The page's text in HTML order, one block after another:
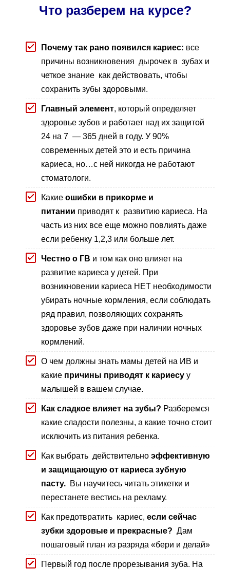
Что разберем на курсе?
Почему так рано появился кариес: все
причины возникновения дырочек в зубах и
четкое знание как действовать, чтобы
сохранить зубы здоровыми.
Главный элемент, который определяет
здоровье зубов и работает над их защитой
24 на 7 — 365 дней в году. У 90%
современных детей это и есть причина
кариеса, но…с ней никогда не работают
стоматологи.
Какие ошибки в прикорме и
питании приводят к развитию кариеса. На
часть из них все еще можно повлиять даже
если ребенку 1,2,3 или больше лет.
Честно о ГВ и том как оно влияет на
развитие кариеса у детей. При
возникновении кариеса НЕТ необходимости
убирать ночные кормления, если соблюдать
ряд правил, позволяющих сохранять
здоровье зубов даже при наличии ночных
кормлений.
О чем должны знать мамы детей на ИВ и
какие причины приводят к кариесуу
малышей в вашем случае.
Как сладкое влияет на зубы? Разберемся
какие сладости полезны, а какие точно стоит
исключить из питания ребенка.
Как выбрать действительно эффективную
и защищающую от кариеса зубную
пасту.Вы научитесь читать этикетки и
перестанете вестись на рекламу.
Как предотвратить кариес, если сейчас
зубки здоровые и прекрасные? Дам
пошаговый план из разряда «бери и делай»
Первый год после прорезывания зуба. На